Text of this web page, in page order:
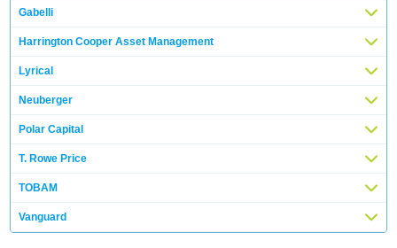
Gabelli
Harrington Cooper Asset Management
Lyrical
Neuberger
Polar Capital
T. Rowe Price
TOBAM
Vanguard